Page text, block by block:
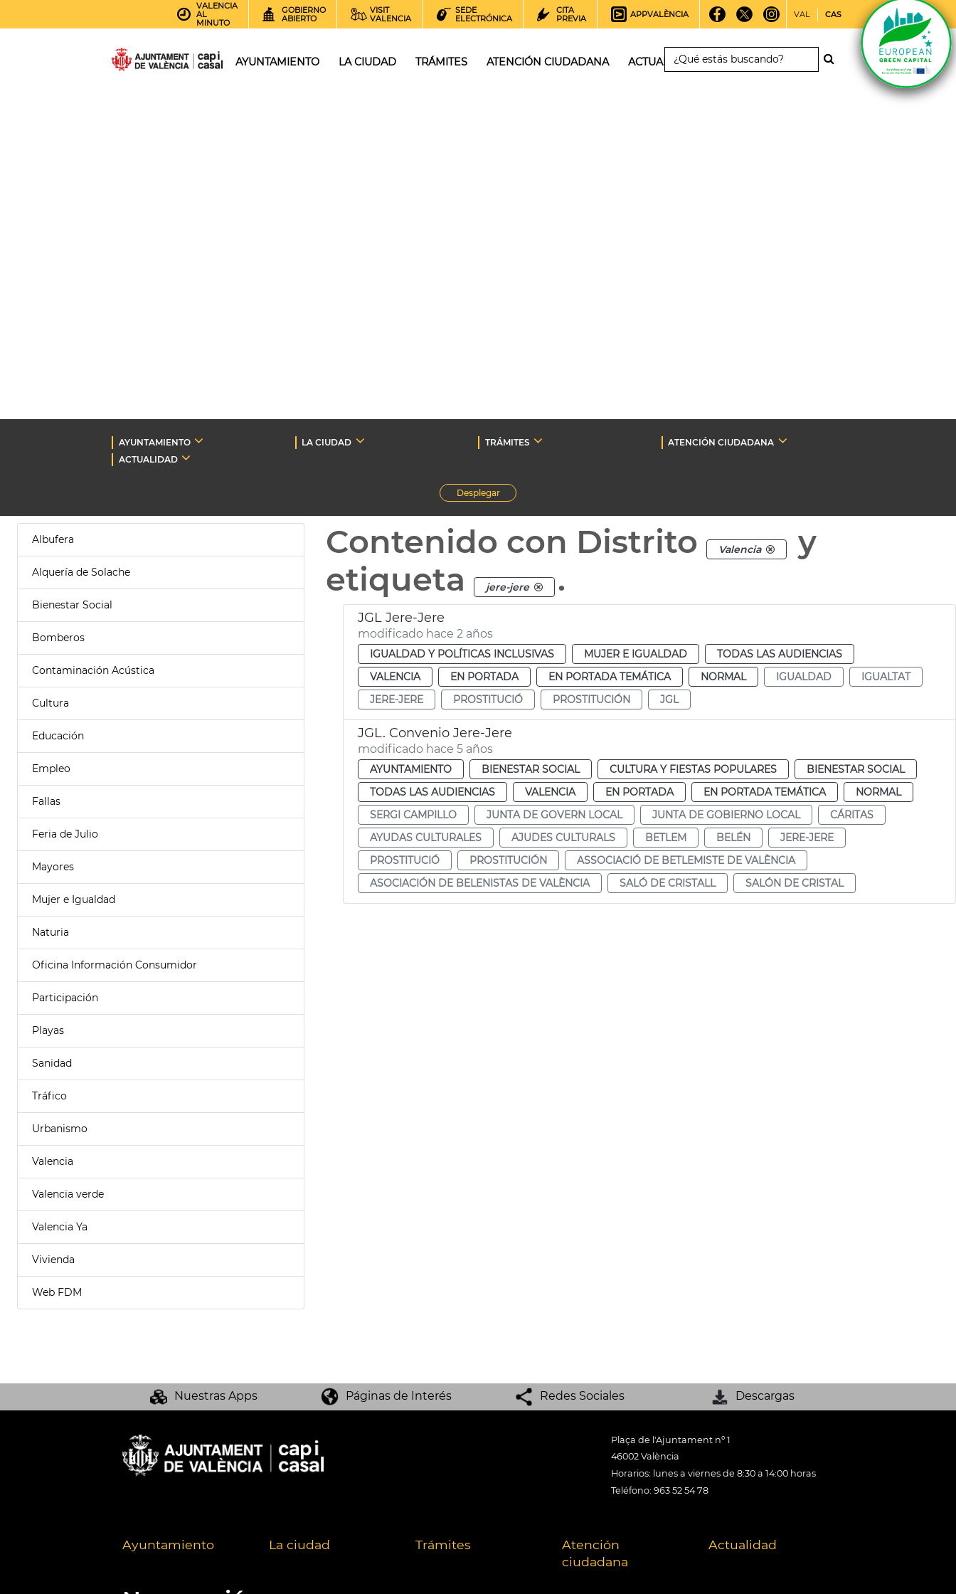
VALENCIA
AL
MINUTO
GOBIERNO
ABIERTO
VISIT
VALENCIA
SEDE
ELECTRÓNICA
CITA
PREVIA
APPVALÈNCIA VAL CAS
AYUNTAMIENTO LA CIUDAD TRÁMITES ATENCIÓN CIUDADANA ACTUALIDAD
AYUNTAMIENTO LA CIUDAD TRÁMITES
ATENCIÓN CIUDADANA
ACTUALIDAD
Desplegar
Albufera
Alquería de Solache
Bienestar Social
Bomberos
Contaminación Acústica
Cultura
Educación
Empleo
Fallas
Feria de Julio
Mayores
Mujer e Igualdad
Naturia
Oficina Información Consumidor
Participación
Playas
Sanidad
Tráfico
Urbanismo
Valencia
Valencia verde
Valencia Ya
Vivienda
Web FDM
Contenido con Distrito Valencia
y
etiqueta
jere-jere .
JGL Jere-Jere
modificado hace 2 años
IGUALDAD Y POLÍTICAS INCLUSIVAS MUJER E IGUALDAD
TODAS LAS AUDIENCIAS
VALENCIA
EN PORTADA EN PORTADA TEMÁTICA NORMAL IGUALDAD
IGUALTAT
JERE-JERE
PROSTITUCIÓ PROSTITUCIÓN JGL
JGL. Convenio Jere-Jere
modificado hace 5 años
AYUNTAMIENTO BIENESTAR SOCIAL CULTURA Y FIESTAS POPULARES
BIENESTAR SOCIAL
TODAS LAS AUDIENCIAS
VALENCIA EN PORTADA EN PORTADA TEMÁTICA
NORMAL
SERGI CAMPILLO
JUNTA DE GOVERN LOCAL JUNTA DE GOBIERNO LOCAL
CÁRITAS
AYUDAS CULTURALES
AJUDES CULTURALS BETLEM BELÉN
JERE-JERE
PROSTITUCIÓ
PROSTITUCIÓN
ASSOCIACIÓ DE BETLEMISTE DE VALÈNCIA
ASOCIACIÓN DE BELENISTAS DE VALÈNCIA
SALÓ DE CRISTALL SALÓN DE CRISTAL
Nuestras Apps Páginas de Interés Redes Sociales Descargas
Plaça de l'Ajuntament nº 1
46002 València
Horarios: lunes a viernes de 8:30 a 14:00 horas
Teléfono: 963 52 54 78
Ayuntamiento La ciudad Trámites
Atención
ciudadana
Actualidad